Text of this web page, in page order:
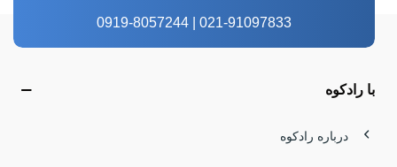
021-91097833 | 0919-8057244
با رادکوه
درباره رادکوه